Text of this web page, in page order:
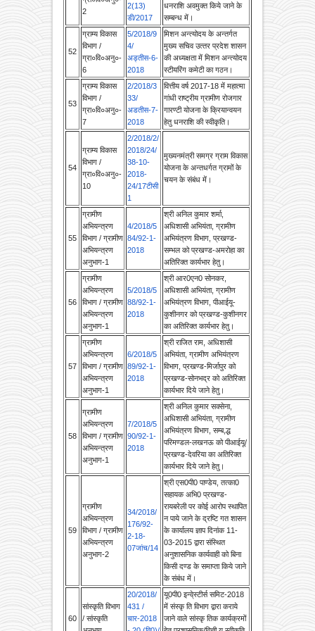
52
ग्राम्य विकास
विभाग /
ग्रा०वि०अनु०-
6
5/2018/9
4/
अड्तीस-6-
2018
मिशन अन्‍त्‍योदय के अन्‍तर्गत
मुख्‍य सचिव उत्‍तर प्रदेश शासन
की अध्‍यक्षता में मिशन अन्‍त्‍योदय
स्‍टीयरिंग कमेटी का गठन।
53
ग्राम्य विकास
विभाग /
ग्रा०वि०अनु०-
7
2/2018/3
33/
अडतीस-7-
2018
वित्तीय वर्ष 2017-18 में महात्मा
गांधी राष्ट्रीय ग्रामीण रोजगार
गारण्टी योजना के क्रियान्वयन
हेतु धनराशि की स्वीकृति।
ग्राम्य विकास
ग्रा०वि०अनु०-
10
2/2018/2/
2018/24/
38-10-
2018-
24/17टीसी
1
मुख्यनमंत्री समग्र ग्राम विकास
चयन के संबंध में।
ग्रामीण
अभियन्‍त्रण
विभाग / ग्रामीण
अभियन्‍त्रण
अनुभाग-1
4/2018/5
2018
अधिशासी अभियंता, ग्रामीण
अभियंत्रण विभाग, प्रखण्ड-
सम्भल को प्रखण्‍ड-अमरोहा का
अतिरिक्‍त कार्यभार हेतु।
ग्रामीण
अभियन्‍त्रण
विभाग / ग्रामीण
अभियन्‍त्रण
अनुभाग-1
5/2018/5
2018
श्री आर0एन0 सोनकर,
अधिशासी अभियंता, ग्रामीण
अभियंत्रण विभाग, पीआईयू-
कुशीनगर को प्रखण्‍ड-कुशीनगर
का अतिरिक्‍त कार्यभार हेतु।
ग्रामीण
अभियन्‍त्रण
विभाग / ग्रामीण
अभियन्‍त्रण
अनुभाग-1
6/2018/5
2018
श्री राजित राम, अधिशासी
अभियंता, ग्रामीण अभियंत्रण
विभाग, प्रखण्ड-मिर्जापुर को
प्रखण्‍ड-सोनभद्र को अतिरिक्‍त
कार्यभार दिये जाने हेतु।
ग्रामीण
अभियन्‍त्रण
विभाग / ग्रामीण
अभियन्‍त्रण
अनुभाग-1
7/2018/5
2018
श्री अनिल कुमार सक्सेना,
अधिशासी अभियंता, ग्रामीण
अभियंत्रण विभाग, सम्ब,द्ध
परिमण्डल-लखनऊ को पीआईयू/
प्रखण्ड-देवरिया का अतिरिक्‍त
कार्यभार दिये जाने हेतु।
विभाग / ग्रामीण
अभियन्‍त्रण
अनुभाग-2
2-18-
07जांच/14
श्री एस0पी0 पाण्‍डेय, तत्‍का0
सहायक अभि0 प्रखण्‍ड-
रायबरेली पर कोई आरोप स्थापित
न पाये जाने के द्रष्टि गत शासन
के कार्यालय ज्ञाप दिनांक 11-
03-2015 द्वारा संस्थित
अनुशासनिक कार्यवाही को बिना
किसी दण्ड के समाप्ता किये जाने
के संबंध में।
सांस्‍कृति विभाग
अनुभाग
431 /
चार-2018
- 20 (वि0)/
2018
यू0पी0 इन्वे्स्टीर्स समिट-2018
में संस्कृ ति विभाग द्वारा कराये
जाने वाले सांस्कृ तिक कार्यक्रमों
हेतु प्रशासनिक/वित्ती य स्वी‍कृति
के सम्बमन्ध में।